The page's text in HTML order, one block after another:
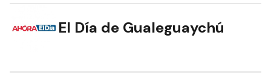
El Día de Gualeguaychú